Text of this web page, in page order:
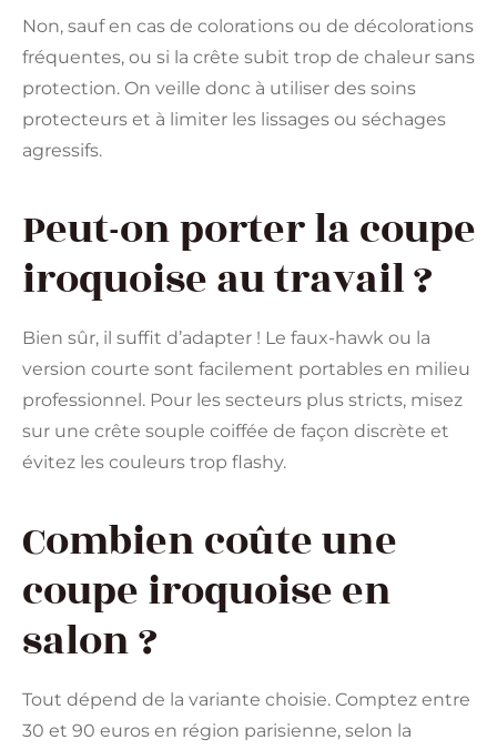
Non, sauf en cas de colorations ou de décolorations
fréquentes, ou si la crête subit trop de chaleur sans
protection. On veille donc à utiliser des soins
protecteurs et à limiter les lissages ou séchages
agressifs.
Peut-on porter la coupe
iroquoise au travail ?
Bien sûr, il suffit d’adapter ! Le faux-hawk ou la
version courte sont facilement portables en milieu
professionnel. Pour les secteurs plus stricts, misez
sur une crête souple coiffée de façon discrète et
évitez les couleurs trop flashy.
Combien coûte une
coupe iroquoise en
salon ?
Tout dépend de la variante choisie. Comptez entre
30 et 90 euros en région parisienne, selon la